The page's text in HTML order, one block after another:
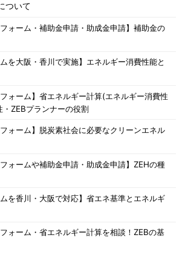
ついて
フォーム・補助金申請・助成金申請】補助金の
ムを大阪・香川で実施】エネルギー消費性能と
フォーム】省エネルギー計算(エネルギー消費性
ZEBプランナーの役割
フォーム】脱炭素社会に必要なクリーンエネル
フォームや補助金申請・助成金申請】ZEHの種
ムを香川・大阪で対応】省エネ基準とエネルギ
フォーム・省エネルギー計算を相談！ZEBの基